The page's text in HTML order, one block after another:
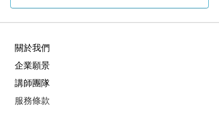
關於我們
企業願景
講師團隊
服務條款